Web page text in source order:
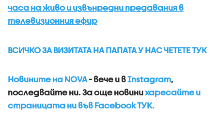
часа на живо и извънредни предавания в
телевизионния ефир
ВСИЧКО ЗА ВИЗИТАТА НА ПАПАТА У НАС ЧЕТЕТЕ ТУК
Новините на NOVA- вече и вInstagram,
последвайте ни.За още новинихаресайте и
страницата ни във Facebook ТУК.